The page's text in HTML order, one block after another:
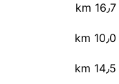
16٫7 km
10٫0 km
14٫5 km